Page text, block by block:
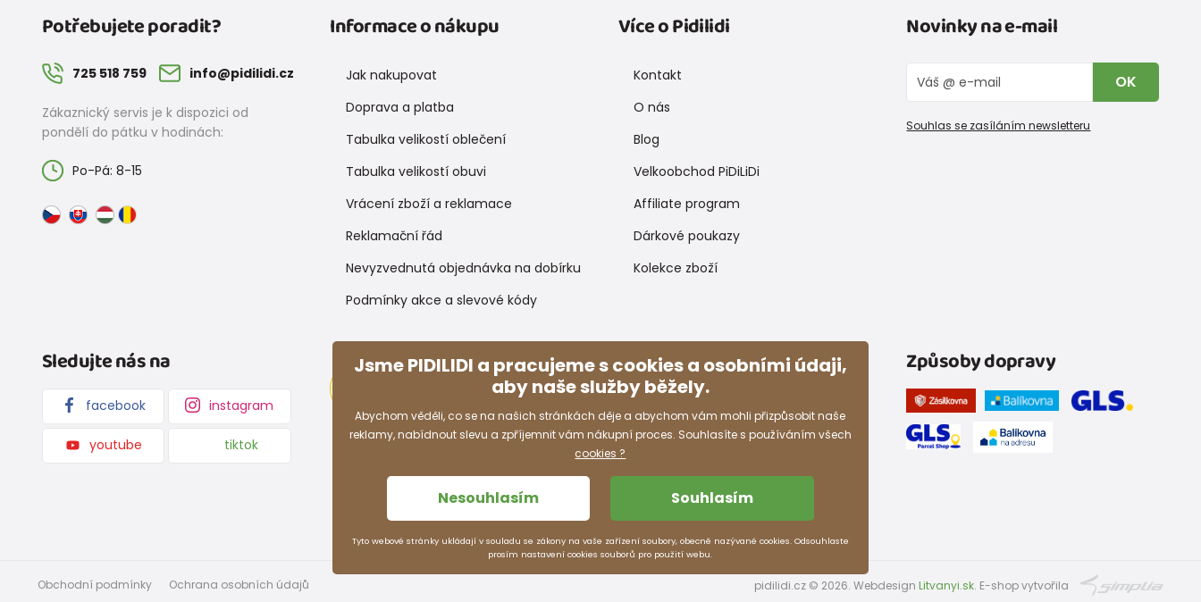
Potřebujete poradit?
725 518 759 info@pidilidi.cz
Zákaznický servis je k dispozici od
pondělí do pátku v hodinách:
Po-Pá: 8-15
Informace o nákupu
Jak nakupovat
Doprava a platba
Tabulka velikostí oblečení
Tabulka velikostí obuvi
Vrácení zboží a reklamace
Reklamační řád
Nevyzvednutá objednávka na dobírku
Podmínky akce a slevové kódy
Více o Pidilidi
Kontakt
O nás
Blog
Velkoobchod PiDiLiDi
Affiliate program
Dárkové poukazy
Kolekce zboží
Novinky na e-mail
OK
Souhlas se zasíláním newsletteru
Sledujte nás na
facebook instagram
youtube tiktok
Způsoby platby Způsoby dopravy
Obchodní podmínky Ochrana osobních údajů pidilidi.cz © 2026. WebdesignLitvanyi.sk. E-shop vytvořila
Jsme PIDILIDI a pracujeme s cookies a osobními údaji,
aby naše služby běžely.
Abychom věděli, co se na našich stránkách děje a abychom vám mohli přizpůsobit naše
reklamy, nabídnout slevu a zpříjemnit vám nákupní proces. Souhlasíte s používáním všech
cookies ?
Nesouhlasím Souhlasím
Tyto webové stránky ukládají v souladu se zákony na vaše zařízení soubory, obecně nazývané cookies. Odsouhlaste
prosím nastavení cookies souborů pro použití webu.